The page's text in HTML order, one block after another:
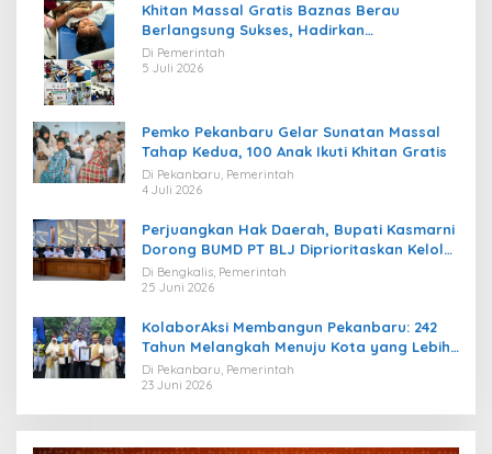
Khitan Massal Gratis Baznas Berau
Berlangsung Sukses, Hadirkan
Kebahagiaan bagi Puluhan Anak
Di Pemerintah
5 Juli 2026
Pemko Pekanbaru Gelar Sunatan Massal
Tahap Kedua, 100 Anak Ikuti Khitan Gratis
Di Pekanbaru, Pemerintah
4 Juli 2026
Perjuangkan Hak Daerah, Bupati Kasmarni
Dorong BUMD PT BLJ Diprioritaskan Kelola
Migas
Di Bengkalis, Pemerintah
25 Juni 2026
KolaborAksi Membangun Pekanbaru: 242
Tahun Melangkah Menuju Kota yang Lebih
Maju
Di Pekanbaru, Pemerintah
23 Juni 2026